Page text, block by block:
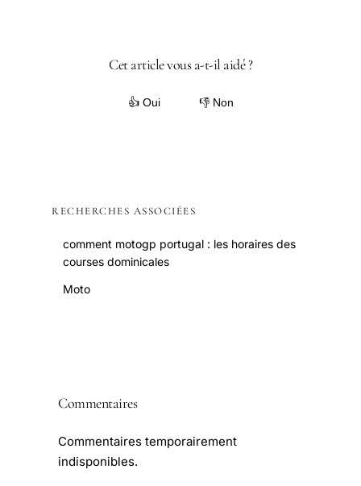
Cet article vous a-t-il aidé ?
👍 Oui 👎 Non
RECHERCHES ASSOCIÉES
comment motogp portugal : les horaires des
courses dominicales
Moto
Commentaires
Commentaires temporairement
indisponibles.